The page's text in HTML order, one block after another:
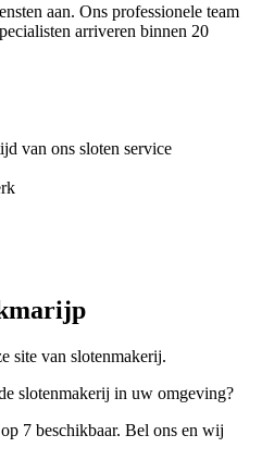
aan. Ons professionele team
arriveren binnen 20
van ons sloten service
site van slotenmakerij.
slotenmakerij in uw omgeving?
7 beschikbaar. Bel ons en wij